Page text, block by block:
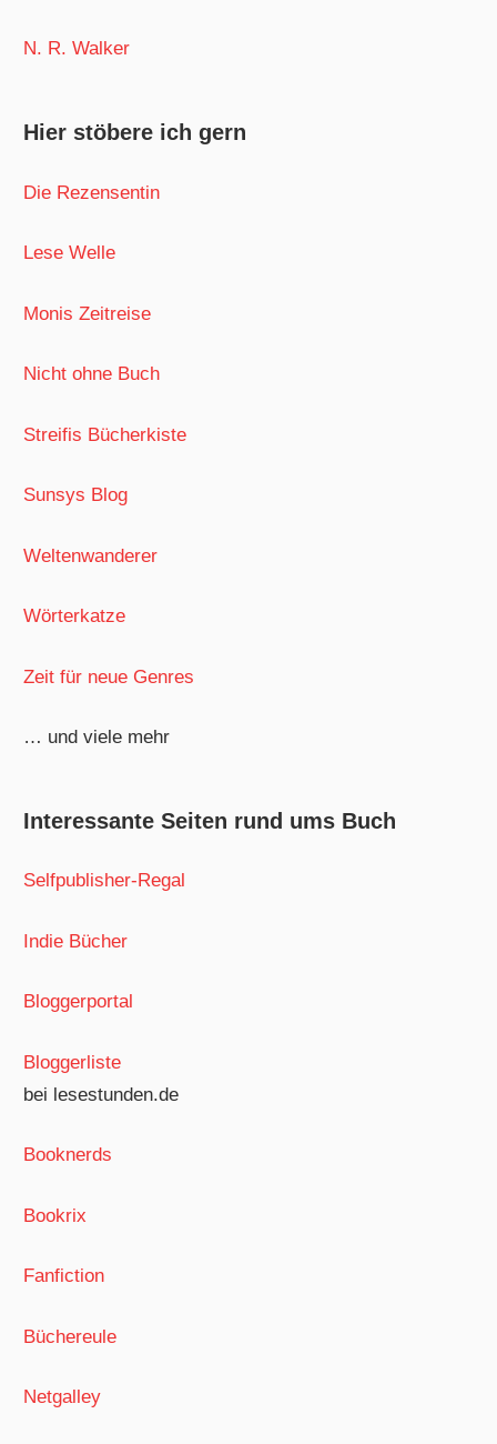
N. R. Walker
Hier stöbere ich gern
Die Rezensentin
Lese Welle
Monis Zeitreise
Nicht ohne Buch
Streifis Bücherkiste
Sunsys Blog
Weltenwanderer
Wörterkatze
Zeit für neue Genres
… und viele mehr
Interessante Seiten rund ums Buch
Selfpublisher-Regal
Indie Bücher
Bloggerportal
Bloggerliste
bei lesestunden.de
Booknerds
Bookrix
Fanfiction
Büchereule
Netgalley